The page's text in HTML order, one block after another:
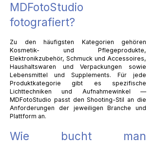
MDFotoStudio
fotografiert?
Zu den häufigsten Kategorien gehören
Kosmetik- und Pflegeprodukte,
Elektronikzubehör, Schmuck und Accessoires,
Haushaltswaren und Verpackungen sowie
Lebensmittel und Supplements. Für jede
Produktkategorie gibt es spezifische
Lichttechniken und Aufnahmewinkel —
MDFotoStudio passt den Shooting-Stil an die
Anforderungen der jeweiligen Branche und
Plattform an.
Wie bucht man